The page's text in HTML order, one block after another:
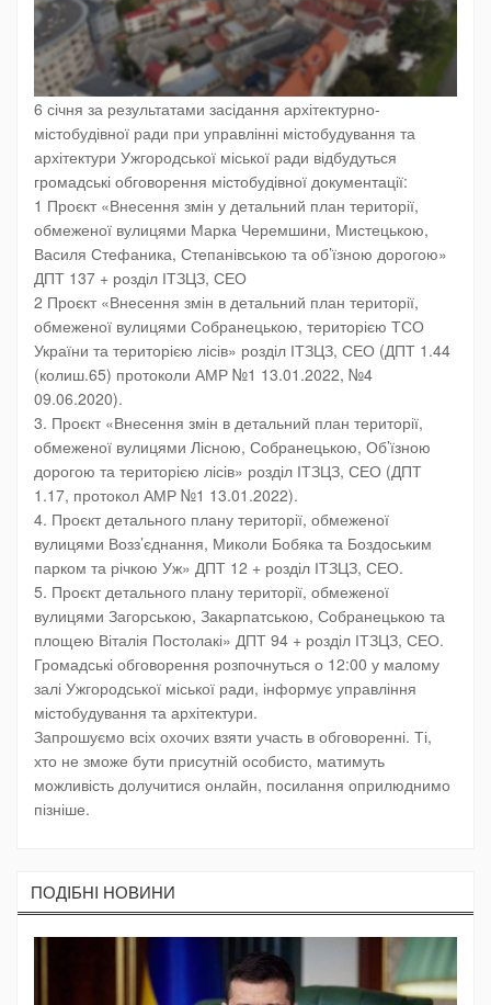
6 січня за результатами засідання архітектурно-
містобудівної ради при управлінні містобудування та
архітектури Ужгородської міської ради відбудуться
громадські обговорення містобудівної документації:
1 Проєкт «Внесення змін у детальний план території,
обмеженої вулицями Марка Черемшини, Мистецькою,
Василя Стефаника, Степанівською та об’їзною дорогою»
ДПТ 137 + розділ ІТЗЦЗ, СЕО
2 Проєкт «Внесення змін в детальний план території,
обмеженої вулицями Собранецькою, територією ТСО
України та територією лісів» розділ ІТЗЦЗ, СЕО (ДПТ 1.44
(колиш.65) протоколи АМР №1 13.01.2022, №4
09.06.2020).
3. Проєкт «Внесення змін в детальний план території,
обмеженої вулицями Лісною, Собранецькою, Об’їзною
дорогою та територією лісів» розділ ІТЗЦЗ, СЕО (ДПТ
1.17, протокол АМР №1 13.01.2022).
4. Проєкт детального плану території, обмеженої
вулицями Возз’єднання, Миколи Бобяка та Боздоським
парком та річкою Уж» ДПТ 12 + розділ ІТЗЦЗ, СЕО.
5. Проєкт детального плану території, обмеженої
вулицями Загорською, Закарпатською, Собранецькою та
площею Віталія Постолакі» ДПТ 94 + розділ ІТЗЦЗ, СЕО.
Громадські обговорення розпочнуться о 12:00 у малому
залі Ужгородської міської ради, інформує управління
містобудування та архітектури.
Запрошуємо всіх охочих взяти участь в обговоренні. Ті,
хто не зможе бути присутній особисто, матимуть
можливість долучитися онлайн, посилання оприлюднимо
пізніше.
ПОДIБНI НОВИНИ